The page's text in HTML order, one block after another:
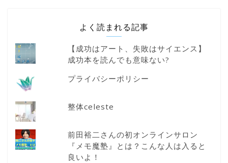
よく読まれる記事
【成功はアート、失敗はサイエンス】
成功本を読んでも意味ない?
プライバシーポリシー
整体celeste
前田裕二さんの初オンラインサロン
『メモ魔塾』とは？こんな人は入ると
良いよ！